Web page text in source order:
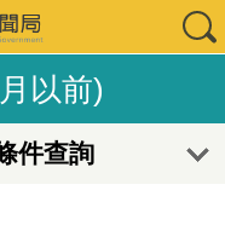
以前)
件查詢